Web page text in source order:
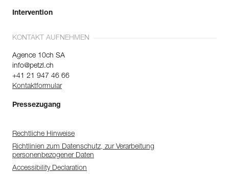
Intervention
KONTAKT AUFNEHMEN
Agence 10ch SA
info@petzl.ch
+41 21 947 46 66
Kontaktformular
Pressezugang
Rechtliche Hinweise
Richtlinien zum Datenschutz, zur Verarbeitung
personenbezogener Daten
Accessibility Declaration